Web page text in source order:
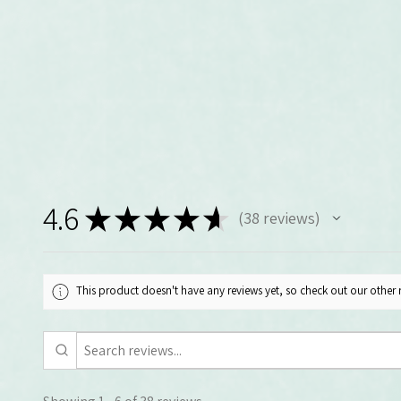
4.6 ★★★★★ 38 reviews
38
This product doesn't have any reviews yet, so check out our other